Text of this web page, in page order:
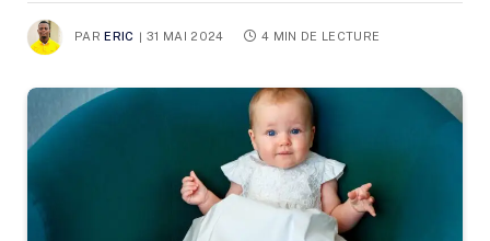
PAR ERIC 31 MAI 2024 4 MIN DE LECTURE